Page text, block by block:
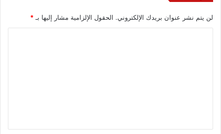
لن يتم نشر عنوان بريدك الإلكتروني. الحقول الإلزامية مشار إليها بـ *